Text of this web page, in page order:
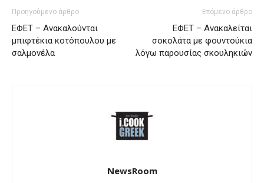
Προηγούμενο άρθρο
ΕΦΕΤ – Ανακαλούνται
μπιφτέκια κοτόπουλου με
σαλμονέλα
Επόμενο άρθρο
ΕΦΕΤ – Ανακαλείται
σοκολάτα με φουντούκια
λόγω παρουσίας σκουληκιών
NewsRoom